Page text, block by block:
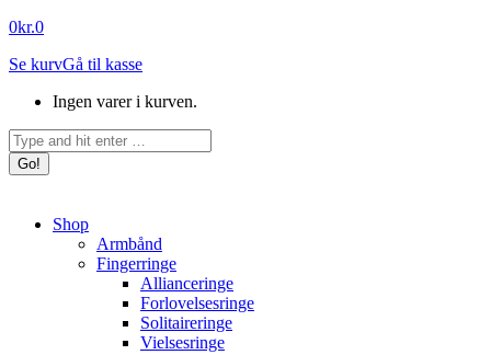
0kr.0
Se kurvGå til kasse
Ingen varer i kurven.
Search:
Shop
Armbånd
Fingerringe
Allianceringe
Forlovelsesringe
Solitaireringe
Vielsesringe